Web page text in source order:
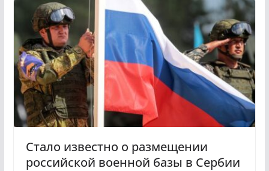
Стало известно о размещении
российской военной базы в Сербии